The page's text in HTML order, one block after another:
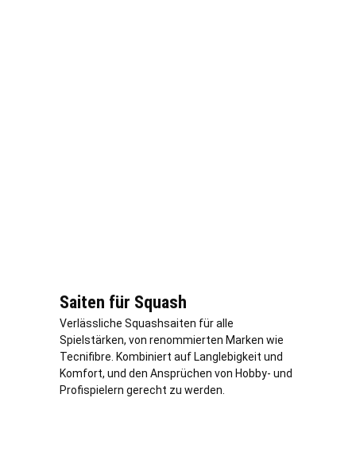
Saiten für Squash
Verlässliche Squashsaiten für alle
Spielstärken, von renommierten Marken wie
Tecnifibre. Kombiniert auf Langlebigkeit und
Komfort, und den Ansprüchen von Hobby- und
Profispielern gerecht zu werden.